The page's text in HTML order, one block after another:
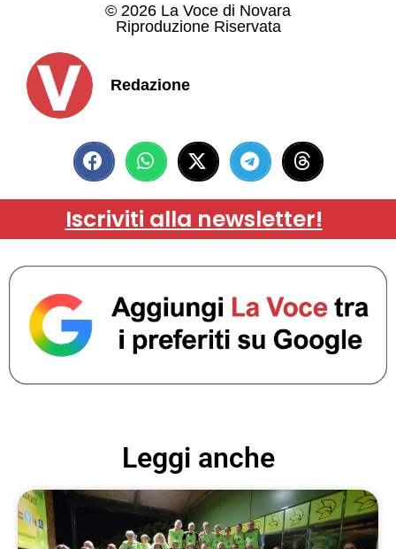
© 2026 La Voce di Novara
Riproduzione Riservata
Redazione
Iscriviti alla newsletter!
Leggi anche